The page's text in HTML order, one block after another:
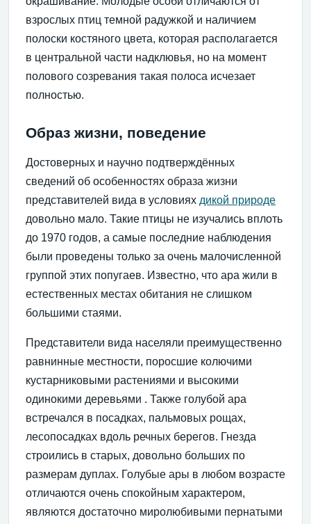
взрослых птиц темной радужкой и наличием
полоски костяного цвета, которая располагается
в центральной части надклювья, но на момент
полового созревания такая полоса исчезает
полностью.
Образ жизни, поведение
Достоверных и научно подтверждённых
сведений об особенностях образа жизни
представителей вида в условиях дикой природе
довольно мало. Такие птицы не изучались вплоть
до 1970 годов, а самые последние наблюдения
были проведены только за очень малочисленной
группой этих попугаев. Известно, что ара жили в
естественных местах обитания не слишком
большими стаями.
Представители вида населяли преимущественно
равнинные местности, поросшие колючими
кустарниковыми растениями и высокими
одинокими деревьями . Также голубой ара
встречался в посадках, пальмовых рощах,
лесопосадках вдоль речных берегов. Гнезда
строились в старых, довольно больших по
размерам дуплах. Голубые ары в любом возрасте
отличаются очень спокойным характером,
являются достаточно миролюбивыми пернатыми